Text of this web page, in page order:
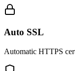
Auto SSL
Automatic HTTPS